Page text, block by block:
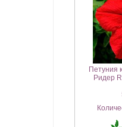
Петуния
Ридер